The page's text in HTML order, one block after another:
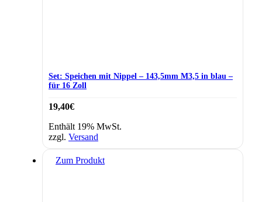
Set: Speichen mit Nippel – 143,5mm M3,5 in blau –
für 16 Zoll
19,40€
Enthält 19% MwSt.
zzgl. Versand
Zum Produkt